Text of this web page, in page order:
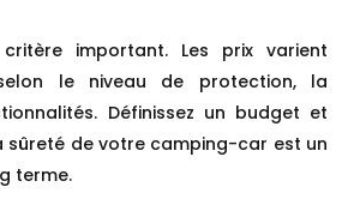
important. Les prix varient
le niveau de protection, la
Définissez un budget et
sûreté de votre camping-car est un
terme.